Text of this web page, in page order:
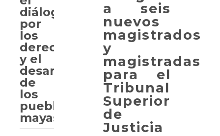
a seis
nuevos
magistrados
y
magistradas
para el
Tribunal
Superior
de
Justicia
diálogo
por
los
derechos
y el
desarrollo
de
los
pueblos
mayas